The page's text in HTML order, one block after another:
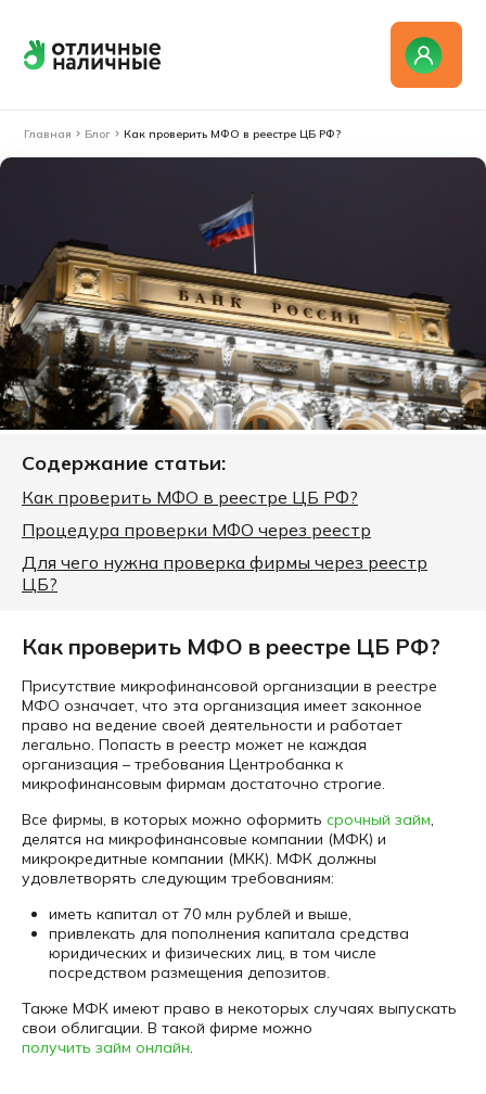
Главная Блог Как проверить МФО в реестре ЦБ РФ?
Содержание статьи:
Как проверить МФО в реестре ЦБ РФ?
Процедура проверки МФО через реестр
Для чего нужна проверка фирмы через реестр
ЦБ?
Как проверить МФО в реестре ЦБ РФ?
Присутствие микрофинансовой организации в реестре
МФО означает, что эта организация имеет законное
право на ведение своей деятельности и работает
легально. Попасть в реестр может не каждая
организация – требования Центробанка к
микрофинансовым фирмам достаточно строгие.
Все фирмы, в которых можно оформить срочный займ,
делятся на микрофинансовые компании (МФК) и
микрокредитные компании (МКК). МФК должны
удовлетворять следующим требованиям:
иметь капитал от 70 млн рублей и выше,
привлекать для пополнения капитала средства
юридических и физических лиц, в том числе
посредством размещения депозитов.
Также МФК имеют право в некоторых случаях выпускать
свои облигации. В такой фирме можно
получить займ онлайн.